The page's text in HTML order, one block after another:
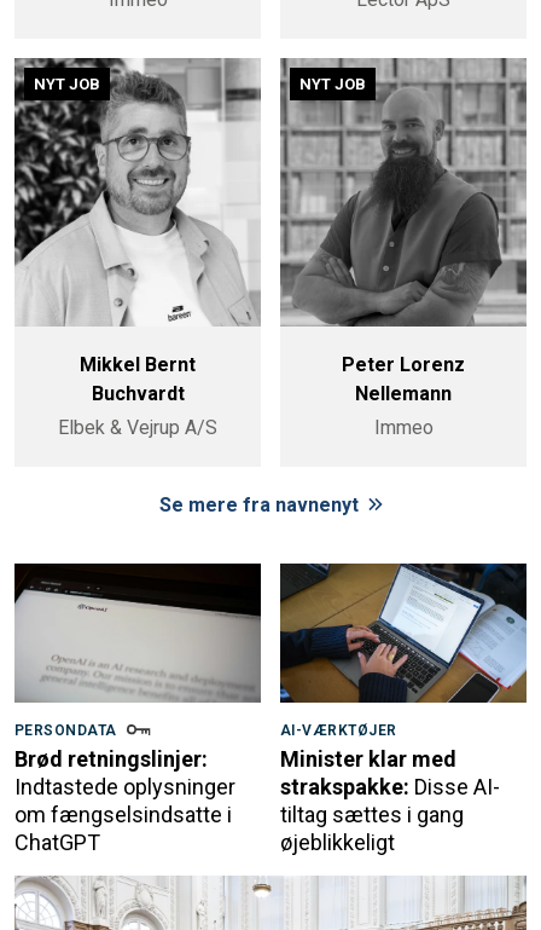
NYT JOB
Mikkel Bernt
Buchvardt
Elbek & Vejrup A/S
NYT JOB
Peter Lorenz
Nellemann
Immeo
Se mere fra navnenyt
PERSONDATA
Brød retningslinjer:
Indtastede oplysninger
om fængselsindsatte i
ChatGPT
AI-VÆRKTØJER
Minister klar med
strakspakke: Disse AI-
tiltag sættes i gang
øjeblikkeligt